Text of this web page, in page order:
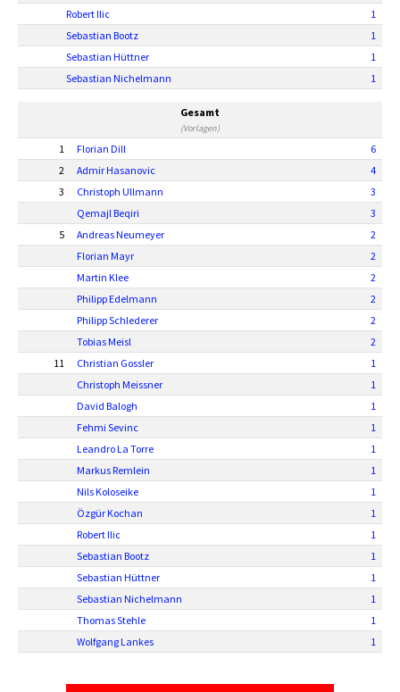
Robert Ilic
1
Sebastian Bootz
1
Sebastian Hüttner
1
Sebastian Nichelmann
1
Gesamt
(Vorlagen)
1 Florian Dill
6
2
Admir Hasanovic
4
3
Christoph Ullmann
3
Qemajl Beqiri
3
5
Andreas Neumeyer
2
Florian Mayr
2
Martin Klee
2
Philipp Edelmann
2
Philipp Schlederer
2
Tobias Meisl
2
11
Christian Gossler
1
Christoph Meissner
1
David Balogh
1
Fehmi Sevinc
1
Leandro La Torre
1
Markus Remlein
1
Nils Koloseike
1
Özgür Kochan
1
Robert Ilic
1
Sebastian Bootz
1
Sebastian Hüttner
1
Sebastian Nichelmann
1
Thomas Stehle
1
Wolfgang Lankes
1